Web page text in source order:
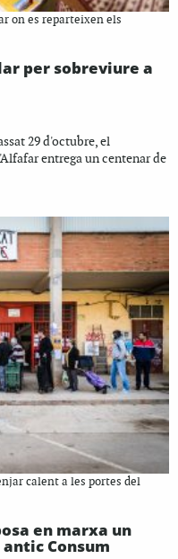
on es reparteixen els
per sobreviure a
29 d'octubre, el
entrega un centenar de
calent a les portes del
en marxa un
Consum